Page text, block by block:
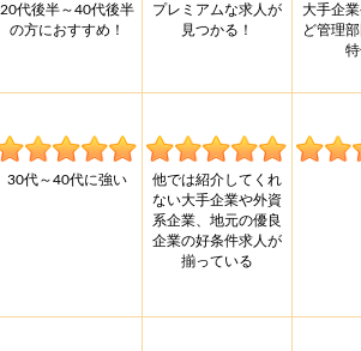
20代後半～40代後半
の方におすすめ！
プレミアムな求人が
見つかる！
大手企
ど管理
特
30代～40代に強い
他では紹介してくれ
ない大手企業や外資
系企業、地元の優良
企業の好条件求人が
揃っている